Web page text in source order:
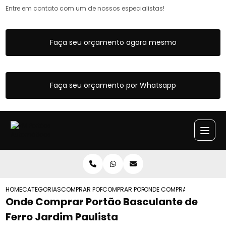
Entre em contato com um de nossos especialistas!
Faça seu orçamento agora mesmo
Faça seu orçamento por Whatsapp
HOMECATEGORIASCOMPRAR PORTAO BASCULANTE
COMPRAR PORTAO BASCULANTE MANUAL
ONDE COMPRAR PORTAO
Onde Comprar Portão Basculante de
Ferro Jardim Paulista